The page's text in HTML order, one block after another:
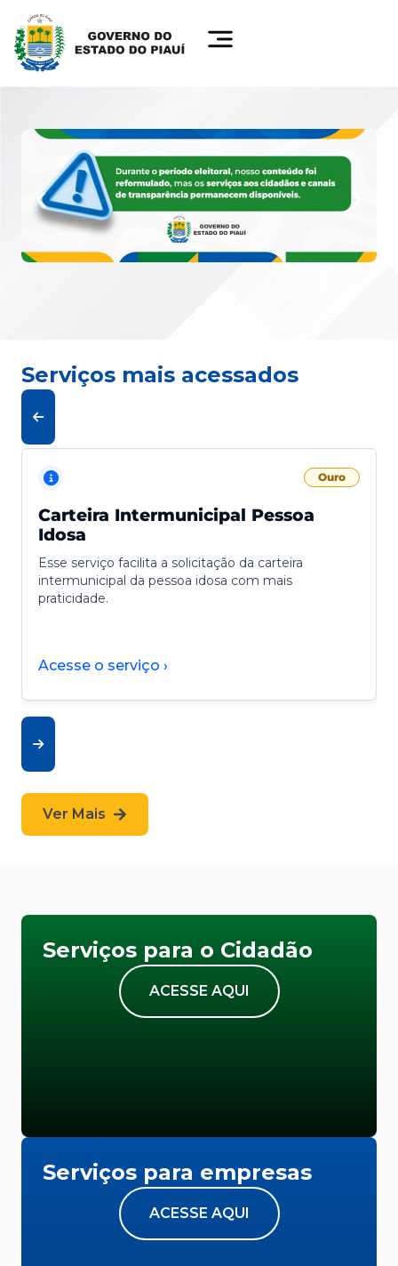
Serviços mais acessados
Ouro
Carteira Intermunicipal Pessoa
Idosa
Esse serviço facilita a solicitação da carteira
intermunicipal da pessoa idosa com mais
praticidade.
Acesse o serviço ›
Ver Mais
Serviços para o Cidadão
ACESSE AQUI
Serviços para empresas
ACESSE AQUI